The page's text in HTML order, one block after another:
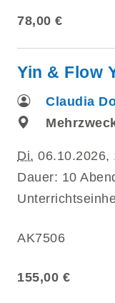
78,00 €
Yin & Flow
Claudia
Di. 06.10.2026,
Dauer: 10
AK7506
155,00 €